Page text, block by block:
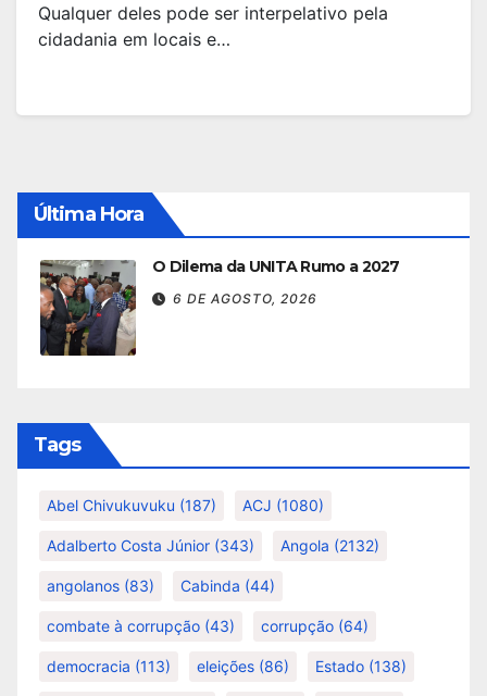
Qualquer deles pode ser interpelativo pela
cidadania em locais e…
Última Hora
O Dilema da UNITA Rumo a 2027
6 DE AGOSTO, 2026
Tags
Abel Chivukuvuku (187) ACJ (1080)
Adalberto Costa Júnior (343) Angola (2132)
angolanos (83) Cabinda (44)
combate à corrupção (43) corrupção (64)
democracia (113) eleições (86) Estado (138)